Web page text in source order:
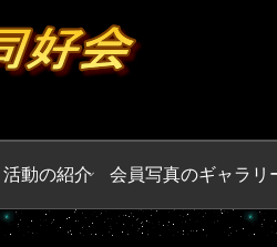
活動の紹介 会員写真のギャラリ